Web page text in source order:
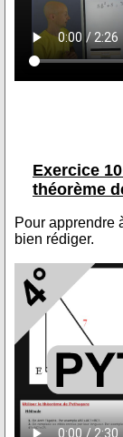
Exercice
théorème
Pour apprendre
bien rédiger.